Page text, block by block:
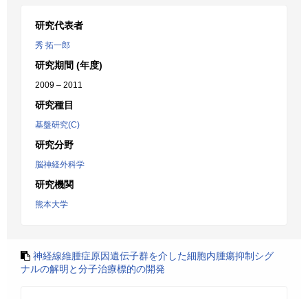
研究代表者
秀 拓一郎
研究期間 (年度)
2009 – 2011
研究種目
基盤研究(C)
研究分野
脳神経外科学
研究機関
熊本大学
神経線維腫症原因遺伝子群を介した細胞内腫瘍抑制シグ
ナルの解明と分子治療標的の開発